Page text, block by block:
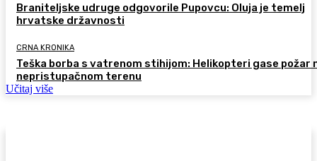
Braniteljske udruge odgovorile Pupovcu: Oluja je temelj
hrvatske državnosti
CRNA KRONIKA
Teška borba s vatrenom stihijom: Helikopteri gase požar
nepristupačnom terenu
Učitaj više